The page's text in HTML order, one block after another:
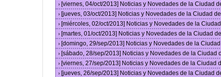
› [viernes, 04/oct/2013] Noticias y Novedades de la Ciudad
› [jueves, 03/oct/2013] Noticias y Novedades de la Ciudad
› [miércoles, 02/oct/2013] Noticias y Novedades de la
› [martes, 01/oct/2013] Noticias y Novedades de la Ciudad
› [domingo, 29/sep/2013] Noticias y Novedades de la
› [sábado, 28/sep/2013] Noticias y Novedades de la Ciudad
› [viernes, 27/sep/2013] Noticias y Novedades de la Ciudad
› [jueves, 26/sep/2013] Noticias y Novedades de la Ciudad